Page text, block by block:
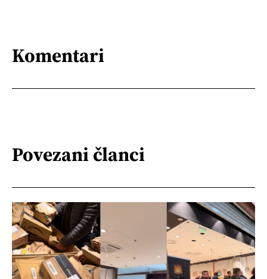
Komentari
Povezani članci